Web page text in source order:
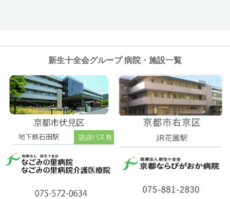
新生十全会グループ 病院・施設一覧